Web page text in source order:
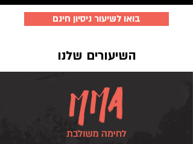
בואו לשיעור ניסיון חינם
השיעורים שלנו